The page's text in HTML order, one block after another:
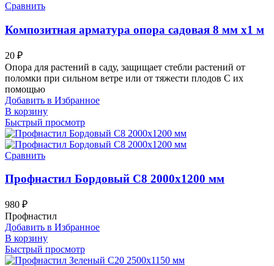
Сравнить
Композитная арматура опора садовая 8 мм х1 м
20 ₽
Опора для растений в саду, защищает стебли растений от
поломки при сильном ветре или от тяжести плодов С их
помощью
Добавить в Избранное
В корзину
Быстрый просмотр
Сравнить
Профнастил Бордовый С8 2000х1200 мм
980 ₽
Профнастил
Добавить в Избранное
В корзину
Быстрый просмотр